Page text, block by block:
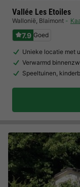
Vallée Les Etoiles
Wallonië, Blaimont
7.9 Goed
Unieke locatie met
Verwarmd
Speeltuinen,